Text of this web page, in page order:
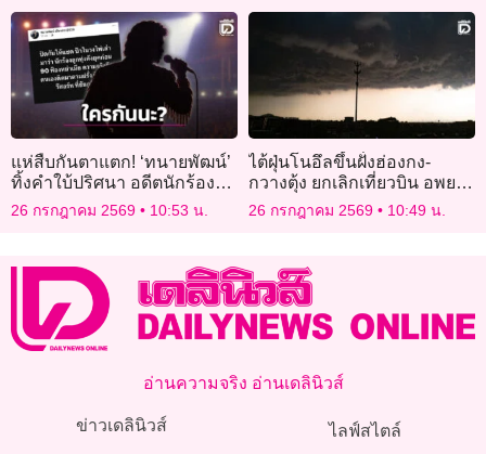
แห่สืบกันตาแตก! ‘ทนายพัฒน์’
ทิ้งคำใบ้ปริศนา อดีตนักร้องลูก
ทุ่งยุคก่อน 90 ฟ้องหย่าเมีย!
26 กรกฎาคม 2569 10:53 น.
ไต้ฝุ่นโนอึลขึ้นฝั่งฮ่องกง-
กวางตุ้ง ยกเลิกเที่ยวบิน อพยพ
กว่า 3.4 แสนคน
26 กรกฎาคม 2569 10:49 น.
อ่านความจริง อ่านเดลินิวส์
ข่าวเดลินิวส์
ไลฟ์สไตล์